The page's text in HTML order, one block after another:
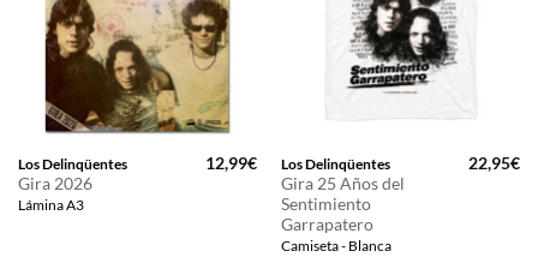
Los Delinqüentes
Gira 2026
Lámina A3
12,99€ Los Delinqüentes
Gira 25 Años del
Sentimiento
Garrapatero
Camiseta - Blanca
22,95€